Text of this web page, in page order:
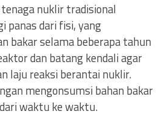
nuklir tradisional
panas dari fisi, yang
bakar selama beberapa tahun
dan batang kendali agar
laju reaksi berantai nuklir.
mengonsumsi bahan bakar
waktu ke waktu.